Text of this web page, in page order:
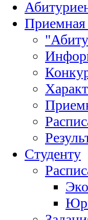
Студенту